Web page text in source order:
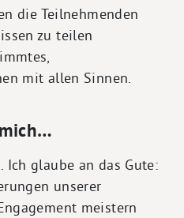
die Teilnehmenden
zu teilen
mit allen Sinnen.
Ich glaube an das Gute:
unserer
meistern